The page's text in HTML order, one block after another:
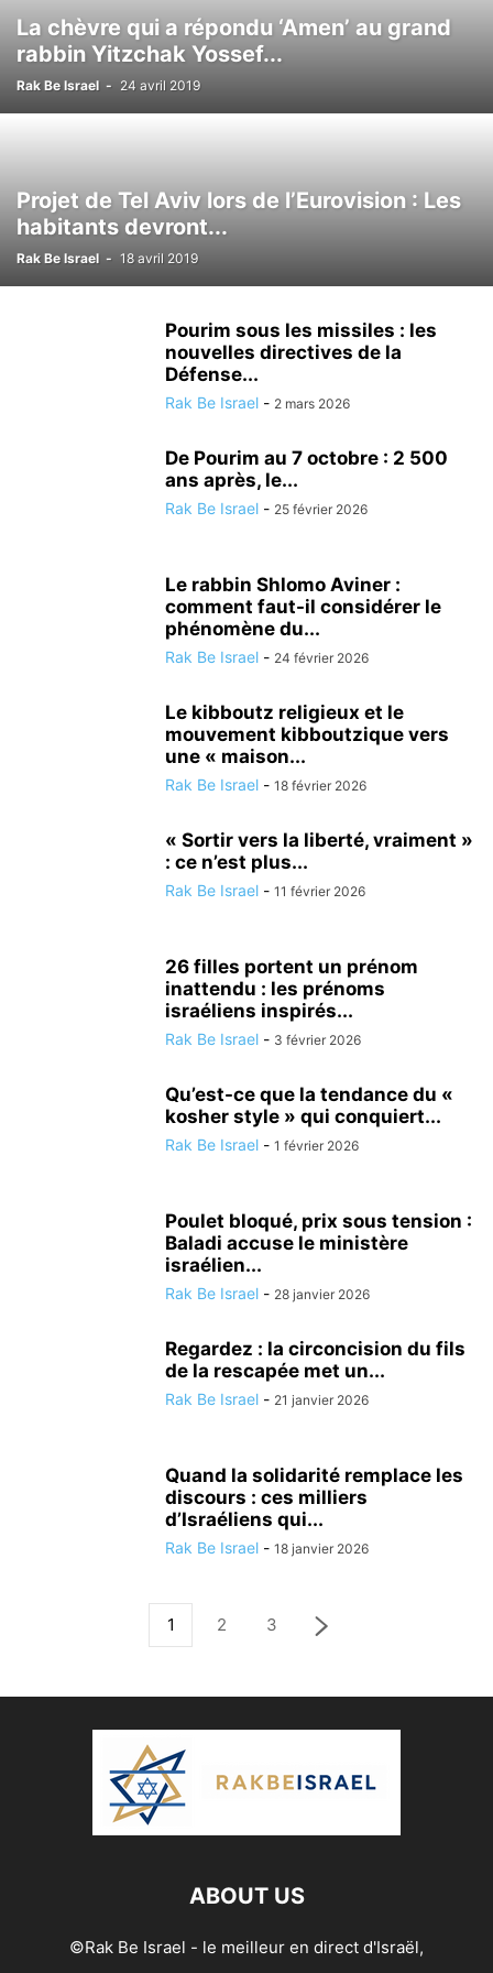
NUTRITIONISME PSYCHOLOGIE RÉALISATIONS MÉDICALES
SCIENCE ET TECHNOLOGIE SECOURISME
TSAHAL VALEURS DE L'ETAT JUIF
La chèvre qui a répondu ‘Amen’ au grand
rabbin Yitzchak Yossef...
Rak Be Israel - 24 avril 2019
Projet de Tel Aviv lors de l’Eurovision : Les
habitants devront...
Rak Be Israel - 18 avril 2019
Pourim sous les missiles : les
nouvelles directives de la
Défense...
Rak Be Israel - 2 mars 2026
De Pourim au 7 octobre : 2 500
ans après, le...
Rak Be Israel - 25 février 2026
Le rabbin Shlomo Aviner :
comment faut-il considérer le
phénomène du...
Rak Be Israel - 24 février 2026
Le kibboutz religieux et le
mouvement kibboutzique vers
une « maison...
Rak Be Israel - 18 février 2026
« Sortir vers la liberté, vraiment »
: ce n’est plus...
Rak Be Israel - 11 février 2026
26 filles portent un prénom
inattendu : les prénoms
israéliens inspirés...
Rak Be Israel - 3 février 2026
Qu’est-ce que la tendance du «
kosher style » qui conquiert...
Rak Be Israel - 1 février 2026
Poulet bloqué, prix sous tension :
Baladi accuse le ministère
israélien...
Rak Be Israel - 28 janvier 2026
Regardez : la circoncision du fils
de la rescapée met un...
Rak Be Israel - 21 janvier 2026
Quand la solidarité remplace les
discours : ces milliers
d’Israéliens qui...
Rak Be Israel - 18 janvier 2026
1 2 3
ABOUT US
©Rak Be Israel - le meilleur en direct d'Israël,